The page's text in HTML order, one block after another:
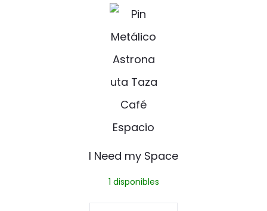
I
N
e
e
d
m
S
p
I Need my Space
1 disponibles